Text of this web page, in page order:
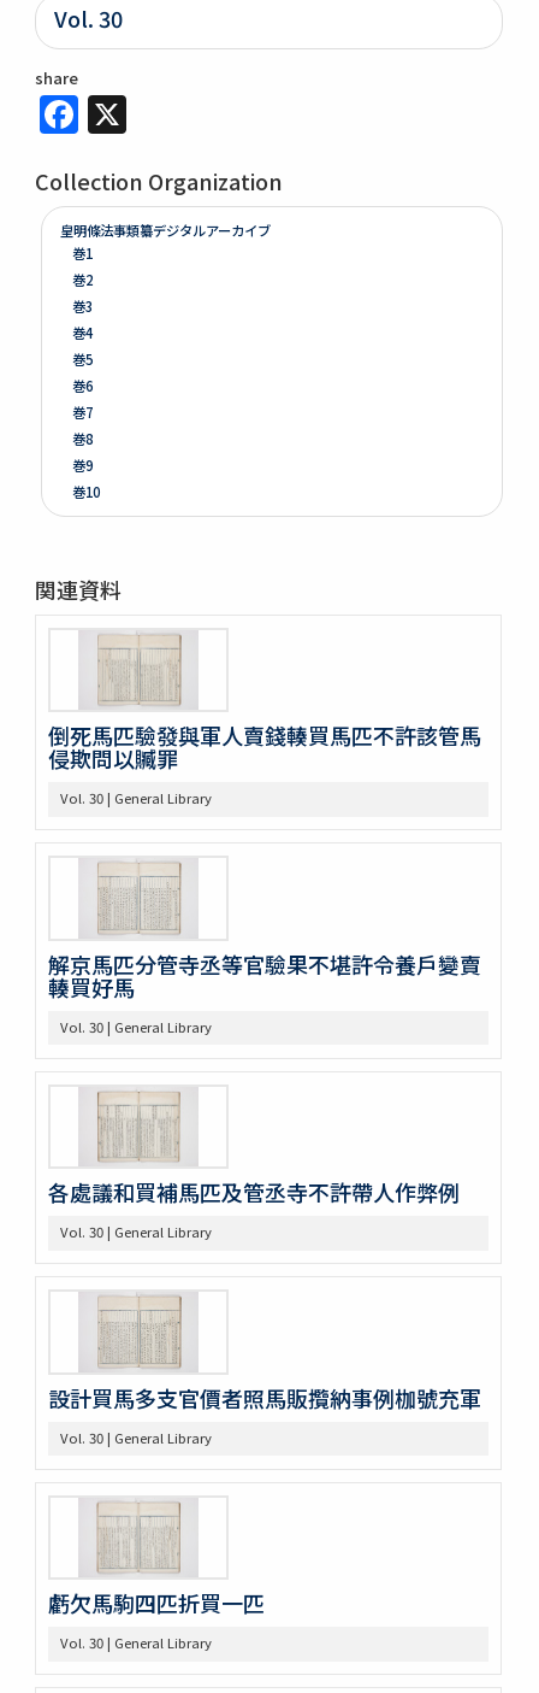
Vol. 30
share
Facebook
Collection Organization
皇明條法事類纂デジタルアーカイブ
巻1
巻2
巻3
巻4
巻5
巻6
巻7
巻8
巻9
巻10
巻11
巻14
巻15
巻16
巻18
巻19
巻20
巻22
巻23
巻24
巻25
巻26
巻27
巻28
巻29
巻30
巻32
巻33
巻35
巻36
巻37
巻38
巻39
巻40
巻41
巻42
巻43
巻44
巻46
巻47
巻48
巻49
巻50
不分巻1
不分巻2
不分巻4
不分巻5
関連資料
倒死馬匹驗發與軍人賣錢輳買馬匹不許該管馬
侵欺問以贓罪
Vol. 30 | General Library
解京馬匹分管寺丞等官驗果不堪許令養戶變賣
輳買好馬
Vol. 30 | General Library
各處議和買補馬匹及管丞寺不許帶人作弊例
Vol. 30 | General Library
設計買馬多支官價者照馬販攬納事例枷號充軍
Vol. 30 | General Library
虧欠馬駒四匹折買一匹
Vol. 30 | General Library